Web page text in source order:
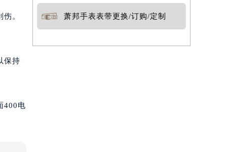
。
保持
400电
萧邦手表表带更换/订购/定制